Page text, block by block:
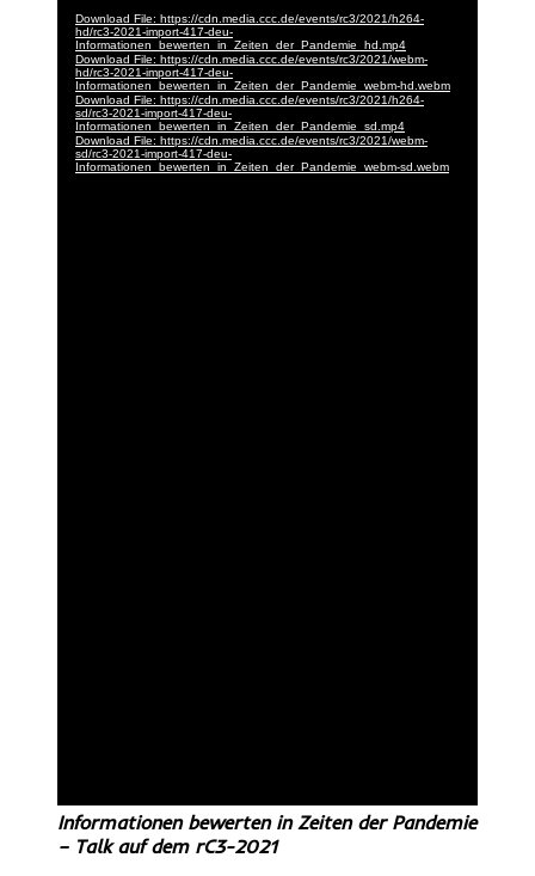
Informationen bewerten in Zeiten der Pandemie
– Talk auf dem rC3-2021